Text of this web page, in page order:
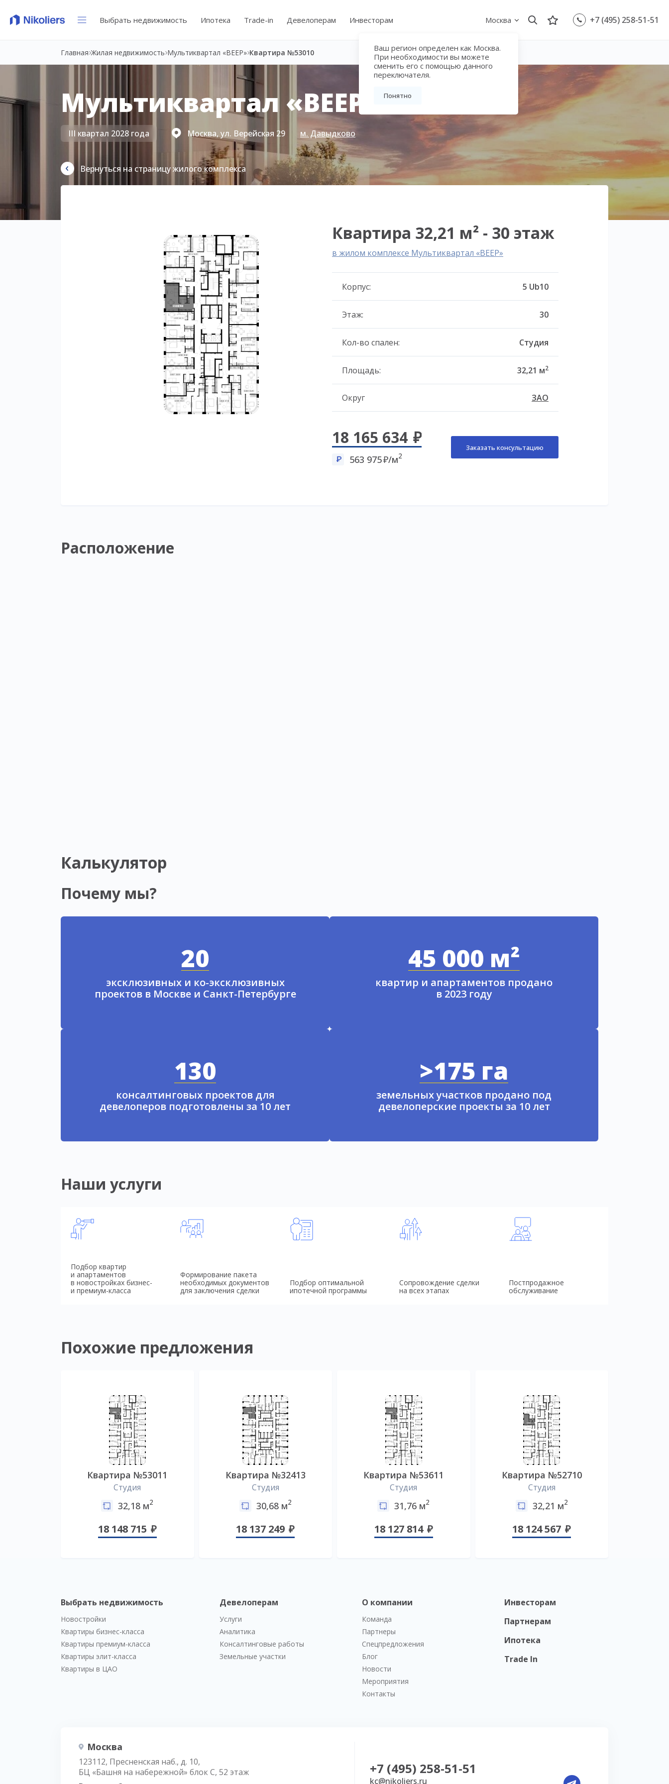
Выбрать недвижимость Ипотека Trade-in Девелоперам Инвесторам Москва
Ваш регион определен как Москва.
При необходимости вы можете
сменить его с помощью данного
переключателя.
Понятно
+7 (495) 258-51-51
Главная Жилая недвижимость Мультиквартал «ВЕЕР» Квартира №53010
Мультиквартал «ВЕЕР»
III квартал 2028 года Москва, ул. Верейская 29 м. Давыдково
Вернуться на страницу жилого комплекса
Квартира 32,21 м² - 30 этаж
в жилом комплексе Мультиквартал «ВЕЕР»
Корпус: 5 Ub10
Этаж: 30
Кол-во спален: Студия
Площадь: 32,21 м2
Округ ЗАО
18 165 634
563 975 /м2
Заказать консультацию
Расположение
Калькулятор
Почему мы?
20
эксклюзивных и ко-эксклюзивных
проектов в Москве и Санкт-Петербурге
45 000 м²
квартир и апартаментов продано
в 2023 году
130
консалтинговых проектов для
девелоперов подготовлены за 10 лет
>175 га
земельных участков продано под
девелоперские проекты за 10 лет
Наши услуги
Подбор квартир
и апартаментов
в новостройках бизнес-
и премиум-класса
Формирование пакета
необходимых документов
для заключения сделки
Подбор оптимальной
ипотечной программы
Сопровождение сделки
на всех этапах
Постпродажное
обслуживание
Похожие предложения
Квартира №53011
Студия
32,18 м2
18 148 715
Квартира №32413
Студия
30,68 м2
18 137 249
Квартира №53611
Студия
31,76 м2
18 127 814
Квартира №52710
Студия
32,21 м2
18 124 567
Выбрать недвижимость
Новостройки
Квартиры бизнес-класса
Квартиры премиум-класса
Квартиры элит-класса
Квартиры в ЦАО
Девелоперам
Услуги
Аналитика
Консалтинговые работы
Земельные участки
О компании
Команда
Партнеры
Спецпредложения
Блог
Новости
Мероприятия
Контакты
Инвесторам
Партнерам
Ипотека
Trade In
Москва
123112, Пресненская наб., д. 10,
БЦ «Башня на набережной» блок С, 52 этаж
+7 (495) 258-51-51
kc@nikoliers.ru